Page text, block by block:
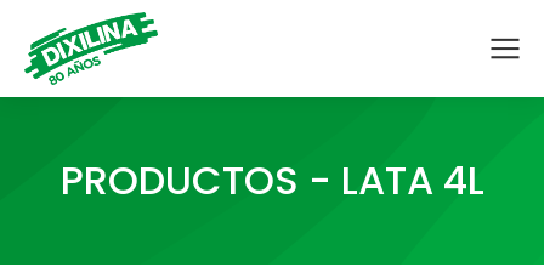
PRODUCTOS - LATA 4L